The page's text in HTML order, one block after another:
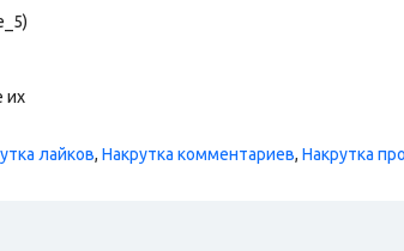
их
лайков, Накрутка комментариев, Накрутка